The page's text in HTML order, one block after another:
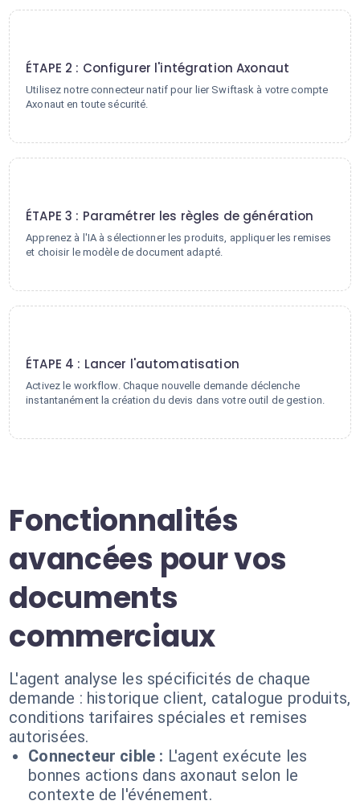
ÉTAPE 2 : Configurer l'intégration Axonaut
Utilisez notre connecteur natif pour lier Swiftask à votre compte
Axonaut en toute sécurité.
ÉTAPE 3 : Paramétrer les règles de génération
Apprenez à l'IA à sélectionner les produits, appliquer les remises
et choisir le modèle de document adapté.
ÉTAPE 4 : Lancer l'automatisation
Activez le workflow. Chaque nouvelle demande déclenche
instantanément la création du devis dans votre outil de gestion.
Fonctionnalités
avancées pour vos
documents
commerciaux
L'agent analyse les spécificités de chaque
demande : historique client, catalogue produits,
conditions tarifaires spéciales et remises
autorisées.
Connecteur cible : L'agent exécute les
bonnes actions dans axonaut selon le
contexte de l'événement.